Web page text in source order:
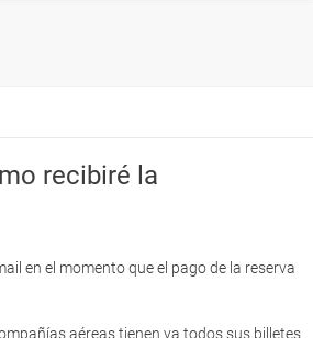
recibiré la
en el momento que el pago de la reserva
aéreas tienen ya todos sus billetes